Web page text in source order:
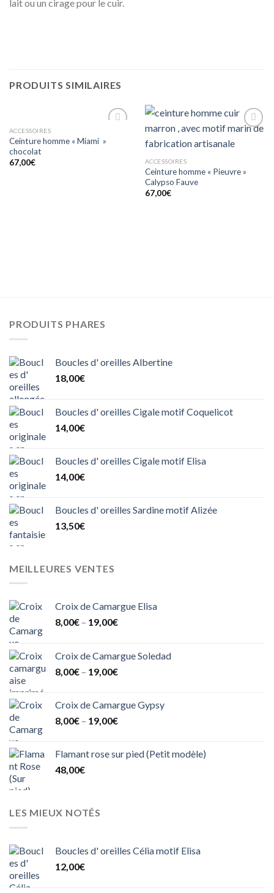
lait ou un cirage pour le cuir.
PRODUITS SIMILAIRES
à mes
ACCESSOIRES
Ceinture homme « Miami »
chocolat
67,00€
coeur
ACCESSOIRES
Ceinture homme « Pieuvre »
Calypso Fauve
67,00€
PRODUITS PHARES
Boucles d' oreilles Albertine
18,00€
Boucles d' oreilles Cigale motif Coquelicot
14,00€
Boucles d' oreilles Cigale motif Elisa
14,00€
Boucles d' oreilles Sardine motif Alizée
13,50€
MEILLEURES VENTES
Croix de Camargue Elisa
8,00€ – 19,00€
Croix de Camargue Soledad
8,00€ – 19,00€
Croix de Camargue Gypsy
8,00€ – 19,00€
Flamant rose sur pied (Petit modèle)
48,00€
LES MIEUX NOTÉS
Boucles d' oreilles Célia motif Elisa
12,00€